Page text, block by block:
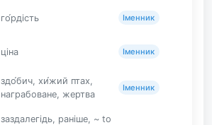
го́рдість Іменник
ціна Іменник
здо́бич, хи́жий птах,
награбоване, жертва
Іменник
заздалегідь, раніше, ~ to